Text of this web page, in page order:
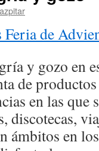
Feria de
y gozo en
de
en las que
discotecas,
ámbitos en